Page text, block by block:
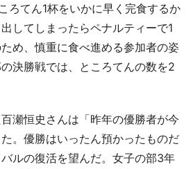
ろてん1杯をいかに早く完食するか
してしまったらペナルティーで1
め、慎重に食べ進める参加者の姿
決勝戦では、ところてんの数を2
瀬恒史さんは「昨年の優勝者が今
。優勝はいったん預かったものだ
ルの復活を望んだ。女子の部3年